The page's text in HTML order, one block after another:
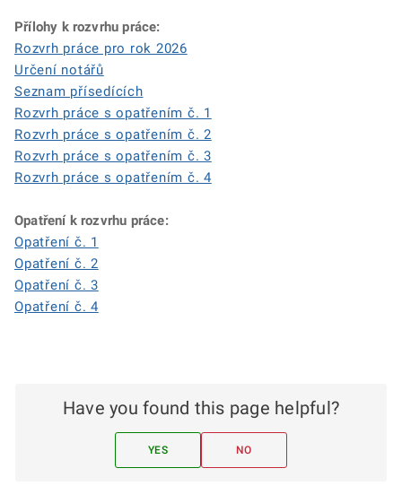
Přílohy k rozvrhu práce:
Rozvrh práce pro rok 2026
Určení notářů
Seznam přísedících
Rozvrh práce s opatřením č. 1
Rozvrh práce s opatřením č. 2
Rozvrh práce s opatřením č. 3
Rozvrh práce s opatřením č. 4
Opatření k rozvrhu práce:
Opatření č. 1
Opatření č. 2
Opatření č. 3
Opatření č. 4
Have you found this page helpful?
YES NO